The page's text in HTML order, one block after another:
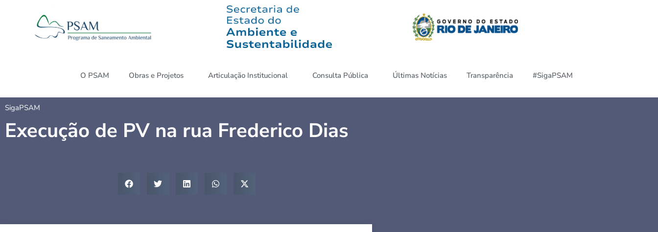
O PSAM Obras e Projetos Articulação Institucional Consulta Pública Últimas Notícias Transparência #SigaPSAM
SigaPSAM
Execução de PV na rua Frederico Dias